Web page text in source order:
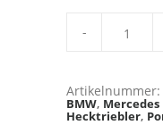
Batteriebox,
Batteriekasten
Artikelnummer:
BMW, Mercedes
Hecktriebler,